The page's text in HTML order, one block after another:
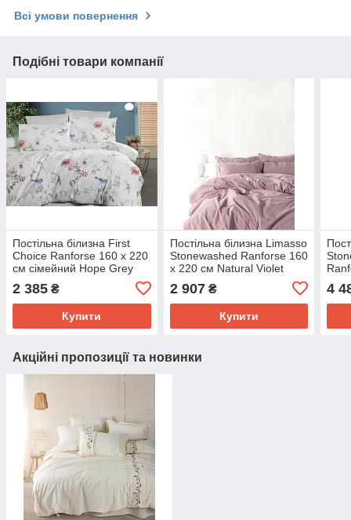
Всі умови повернення
Подібні товари компанії
Постільна білизна First
Choice Ranforse 160 х 220
см сімейний Hope Grey
2 385 ₴
Купити
Постільна білизна Limasso
Stonewashed Ranforse 160
х 220 см Natural Violet
2 907₴
Купити
4
Акційні пропозиції та новинки